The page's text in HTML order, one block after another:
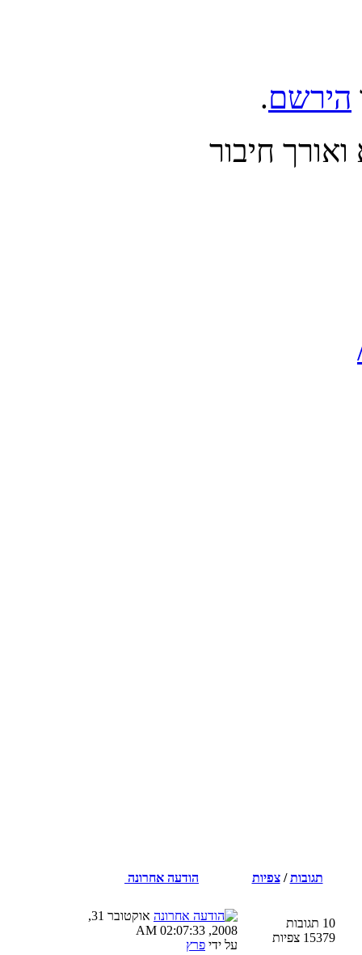
הירשם.
חיבור
תגובות/צפיות הודעה אחרונה
10 תגובות
15379 צפיות
אוקטובר 31,
2008, 02:07:33 AM
על ידי פרץ